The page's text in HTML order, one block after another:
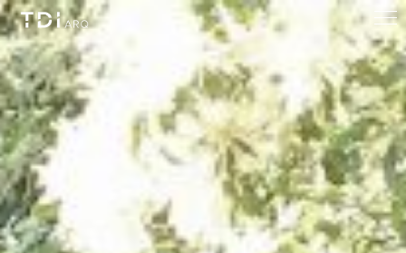
CONTACTO